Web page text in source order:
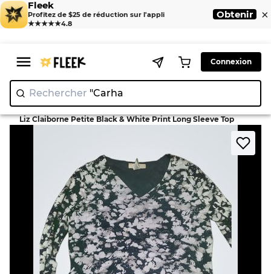
Fleek
Profitez de $25 de réduction sur l'appli
★★★★★4.8
Obtenir ×
Connexion
Rechercher "
Home > Blouse >
Liz Claiborne Petite Black & White Print Long Sleeve Top